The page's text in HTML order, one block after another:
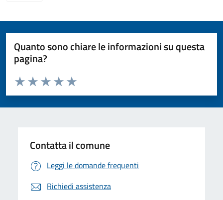
Quanto sono chiare le informazioni su questa
pagina?
Valuta da 1 a 5 stelle la pagina
Valuta 5 stelle su 5
Valuta 4 stelle su 5
Valuta 3 stelle su 5
Valuta 2 stelle su 5
Valuta 1 stelle su 5
Contatta il comune
Leggi le domande frequenti
Richiedi assistenza